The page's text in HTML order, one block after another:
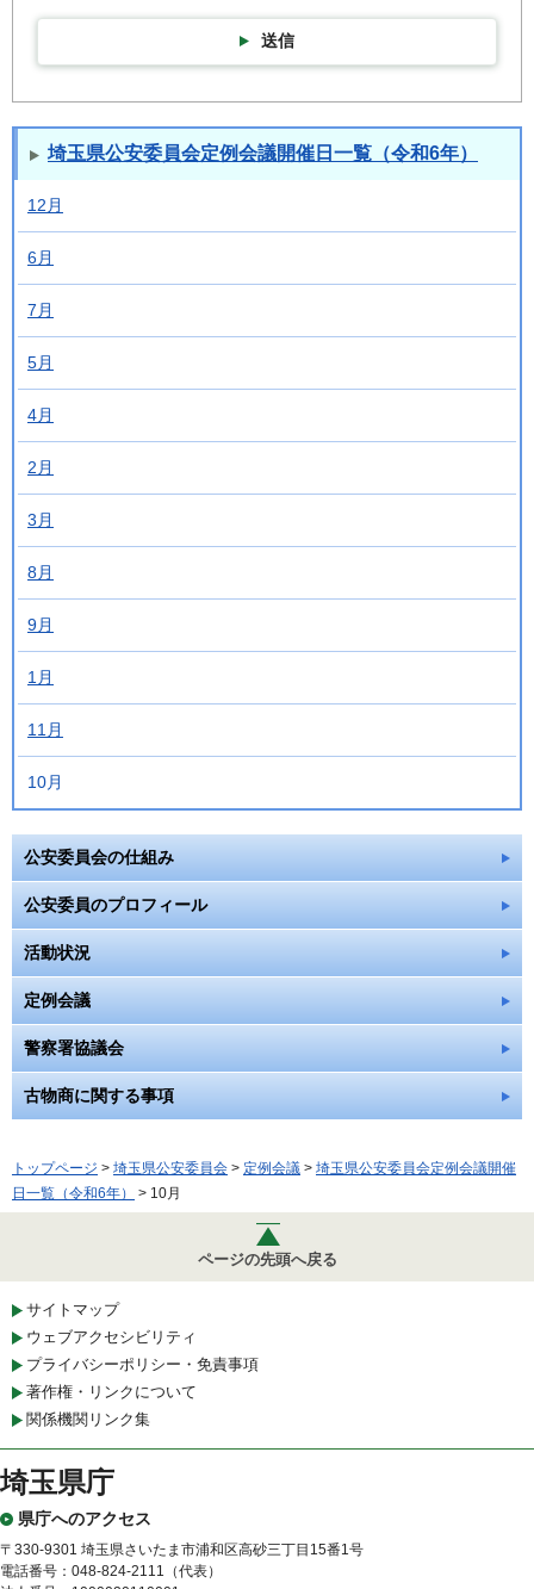
送信
埼玉県公安委員会定例会議開催日一覧（令和6年）
12月
6月
7月
5月
4月
2月
3月
8月
9月
1月
11月
10月
公安委員会の仕組み
公安委員のプロフィール
活動状況
定例会議
警察署協議会
古物商に関する事項
トップページ > 埼玉県公安委員会 > 定例会議 > 埼玉県公安委員会定例会議開催
日一覧（令和6年）
> 10月
ページの先頭へ戻る
サイトマップ
ウェブアクセシビリティ
プライバシーポリシー・免責事項
著作権・リンクについて
関係機関リンク集
埼玉県庁
県庁へのアクセス
〒330-9301 埼玉県さいたま市浦和区高砂三丁目15番1号
電話番号：048-824-2111（代表）